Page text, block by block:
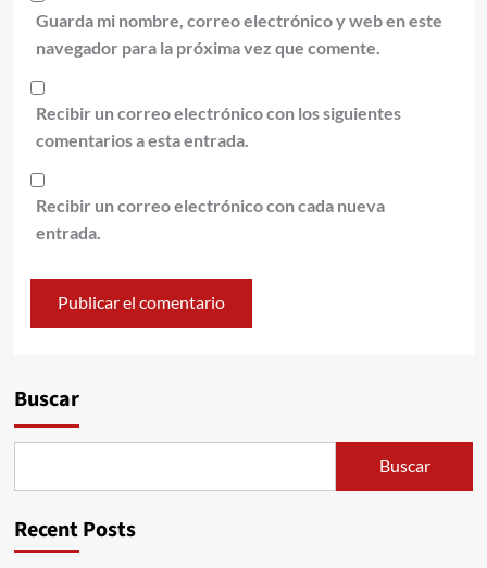
Guarda mi nombre, correo electrónico y web en este
navegador para la próxima vez que comente.
Recibir un correo electrónico con los siguientes
comentarios a esta entrada.
Recibir un correo electrónico con cada nueva
entrada.
Buscar
Buscar
Recent Posts